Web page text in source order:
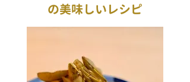
の美味しいレシピ